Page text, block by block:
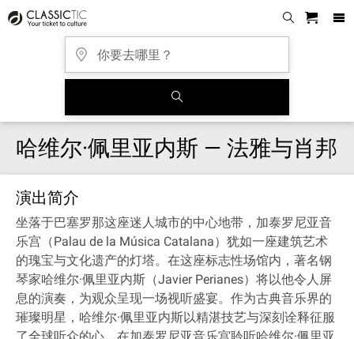
哈维尔·佩里亚内斯 — 法雅与肖邦
演出简介
坐落于巴塞罗那这座迷人城市的中心地带，加泰罗尼亚音
乐宫（Palau de la Música Catalana）犹如一座建筑艺术
的瑰宝与文化遗产的灯塔。在这座标志性场馆内，著名钢
琴家哈维尔·佩里亚内斯（Javier Perianes）将以他令人屏
息的演奏，为观众呈现一场视听盛宴。作为古典音乐界的
璀璨明星，哈维尔·佩里亚内斯以精湛技艺与深刻诠释征服